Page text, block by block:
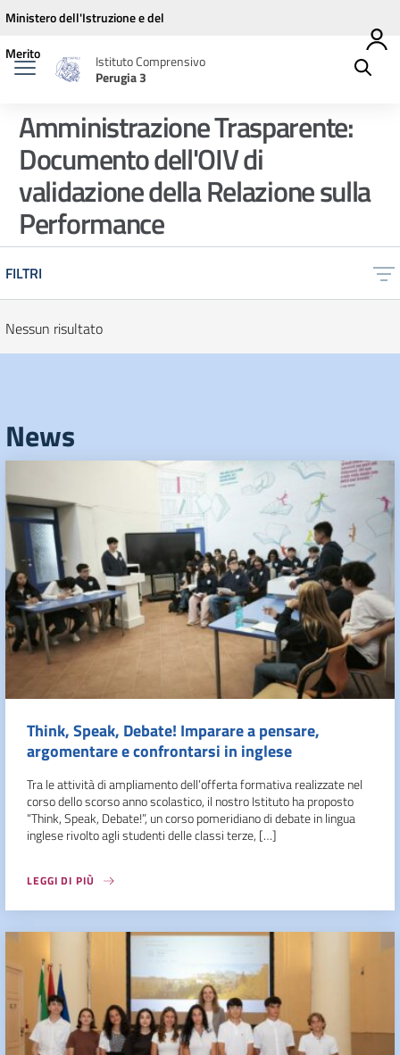
Vai ai contenuti
Vai al menu di navigazione
Vai al footer
Ministero dell'Istruzione e del
Merito
Istituto Comprensivo
Perugia 3
Amministrazione Trasparente:
Documento dell'OIV di
validazione della Relazione sulla
Performance
FILTRI
Nessun risultato
News
Think, Speak, Debate! Imparare a pensare,
argomentare e confrontarsi in inglese
Tra le attività di ampliamento dell’offerta formativa realizzate nel
corso dello scorso anno scolastico, il nostro Istituto ha proposto
“Think, Speak, Debate!”, un corso pomeridiano di debate in lingua
inglese rivolto agli studenti delle classi terze, […]
LEGGI DI PIÙ